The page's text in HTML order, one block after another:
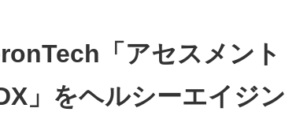
「アセスメント
」をヘルシーエイジン